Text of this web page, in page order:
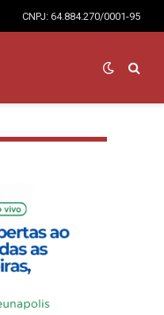
CNPJ: 64.884.270/0001-95